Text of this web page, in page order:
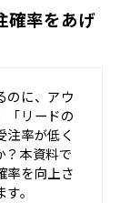
確率をあげ
のに、アウ
「リードの
注率が低く
？本資料で
率を向上さ
。